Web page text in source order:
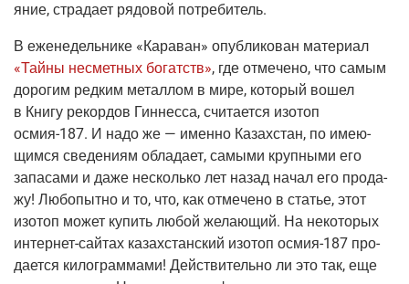
я­ние, стра­да­ет рядо­вой потребитель.
В еже­не­дель­ни­ке «Кара­ван» опуб­ли­ко­ван мате­ри­ал
«Тай­ны несмет­ных богатств», где отме­че­но, что самым
доро­гим ред­ким метал­лом в мире, кото­рый вошел
в Кни­гу рекор­дов Гин­нес­са, счи­та­ет­ся изо­топ
осмия-187. И надо же — имен­но Казах­стан, по име­ю­
щим­ся све­де­ни­ям обла­да­ет, самы­ми круп­ны­ми его
запа­са­ми и даже несколь­ко лет назад начал его про­да­
жу! Любо­пыт­но и то, что, как отме­че­но в ста­тье, этот
изо­топ может купить любой жела­ю­щий. На неко­то­рых
интер­нет-сай­тах казах­стан­ский изо­топ осмия-187 про­
да­ет­ся кило­грам­ма­ми! Дей­стви­тель­но ли это так, еще